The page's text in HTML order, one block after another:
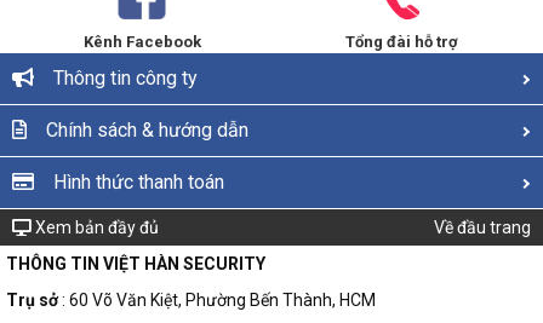
Kênh Facebook Tổng đài hỗ trợ
Thông tin công ty
Chính sách & hướng dẫn
Hình thức thanh toán
Xem bản đầy đủ
Về đầu trang
THÔNG TIN VIỆT HÀN SECURITY
Trụ sở: 60 Võ Văn Kiệt, Phường Bến Thành, HCM